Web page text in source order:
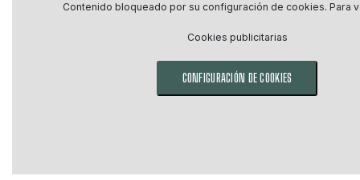
Contenido bloqueado por su configuración de cookies. Para
Cookies publicitarias
CONFIGURACIÓN DE COOKIES